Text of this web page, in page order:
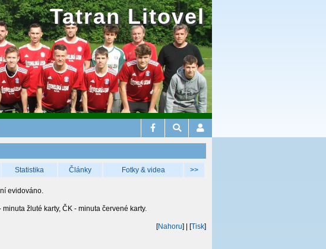
Tatran Litovel
Statistika Články Fotky & videa >>
evidováno.
žluté karty, ČK - minuta červené karty.
[Nahoru] | [Tisk]